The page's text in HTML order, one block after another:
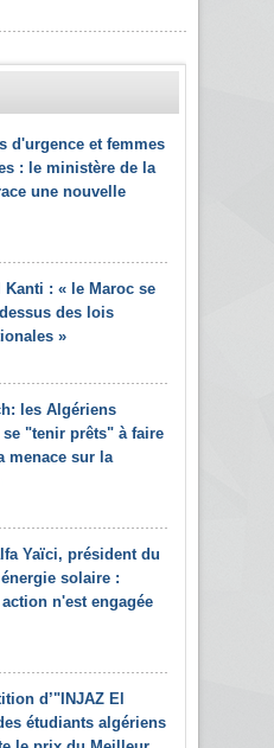
d'urgence et femmes
: le ministère de la
une nouvelle
Kanti : « le Maroc se
des lois
»
les Algériens
"tenir prêts" à faire
menace sur la
Yaïci, président du
solaire :
n'est engagée
d’"INJAZ El
étudiants algériens